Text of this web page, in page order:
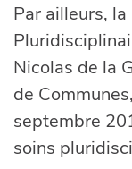
Par ailleurs,
Nicolas de la
de
septembre
soins